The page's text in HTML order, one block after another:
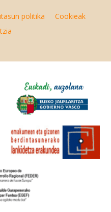
politika
Cookieak